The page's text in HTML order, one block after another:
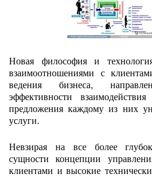
Новая философия и
взаимоотношениями с
ведения бизнеса,
эффективности
предложения каждому из них
услуги.
Невзирая на все более
сущности концепции
клиентами и высокие